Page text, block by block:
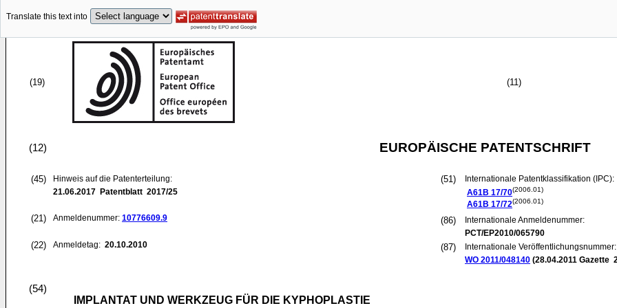
Translate this text into
(19) (11)
(12) EUROPÄISCHE PATENTSCHRIFT
(45)
Hinweis auf die Patenterteilung:
21.06.2017 Patentblatt 2017/25
(21) Anmeldenummer: 10776609.9
(22) Anmeldetag: 20.10.2010
(51)
Internationale Patentklassifikation (IPC):
A61B 17/70(2006.01)
A61B 17/72(2006.01)
(86)
Internationale Anmeldenummer:
PCT/EP2010/065790
(87)
Internationale Veröffentlichungsnummer:
WO 2011/048140 (28.04.2011 Gazette
(54)
IMPLANTAT UND WERKZEUG FÜR DIE KYPHOPLASTIE